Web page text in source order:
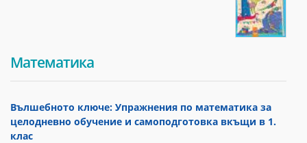
Математика
Вълшебното ключе: Упражнения по математика за
целодневно обучение и самоподготовка вкъщи в 1.
клас